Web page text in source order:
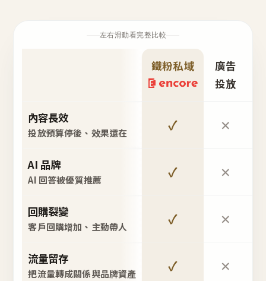
左右滑動看完整比較
鐵粉私域
廣告
投放
內容長效
投放預算停後、效果還在 ✓ ✕
AI 品牌
AI 回答被優質推薦 ✓ ✕
回購裂變
客戶回購增加、主動帶人 ✓ ✕
流量留存
把流量轉成關係與品牌資產 ✓ ✕